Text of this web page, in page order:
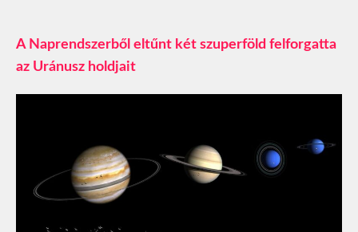
A Naprendszerből eltűnt két szuperföld felforgatta
az Uránusz holdjait